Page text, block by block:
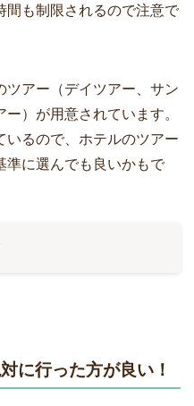
間も制限されるので注意で
ツアー（デイツアー、サン
）が用意されています。
るので、ホテルのツアー
準に選んでも良いかもで
に行った方が良い！